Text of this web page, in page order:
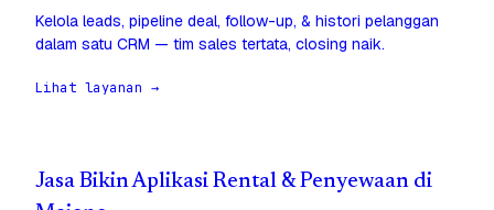
Kelola leads, pipeline deal, follow-up, & histori pelanggan
dalam satu CRM — tim sales tertata, closing naik.
Lihat layanan →
Jasa Bikin Aplikasi Rental & Penyewaan di